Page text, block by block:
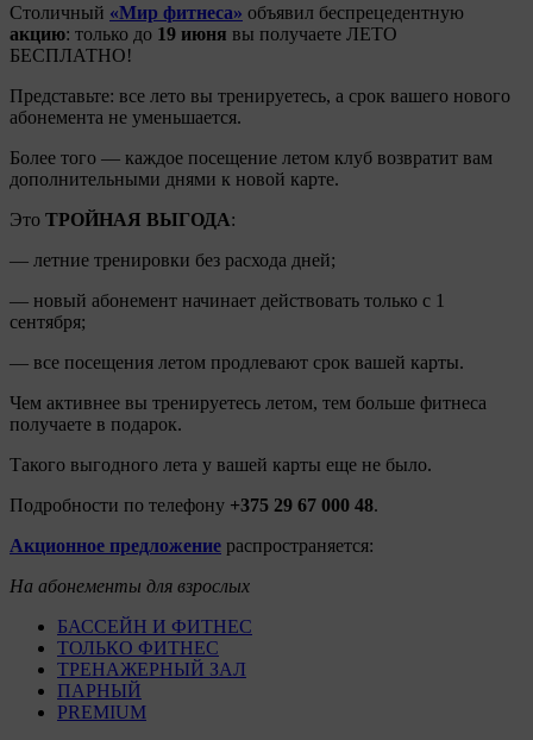
Столичный «Мир фитнеса» объявил беспрецедентную
акцию: только до 19 июня вы получаете ЛЕТО
БЕСПЛАТНО!
Представьте: все лето вы тренируетесь, а срок вашего нового
абонемента не уменьшается.
Более того — каждое посещение летом клуб возвратит вам
дополнительными днями к новой карте.
Это ТРОЙНАЯ ВЫГОДА:
— летние тренировки без расхода дней;
— новый абонемент начинает действовать только с 1
сентября;
— все посещения летом продлевают срок вашей карты.
Чем активнее вы тренируетесь летом, тем больше фитнеса
получаете в подарок.
Такого выгодного лета у вашей карты еще не было.
Подробности по телефону +375 29 67 000 48.
Акционное предложение распространяется:
На абонементы для взрослых
БАССЕЙН И ФИТНЕС
ТОЛЬКО ФИТНЕС
ТРЕНАЖЕРНЫЙ ЗАЛ
ПАРНЫЙ
PREMIUM